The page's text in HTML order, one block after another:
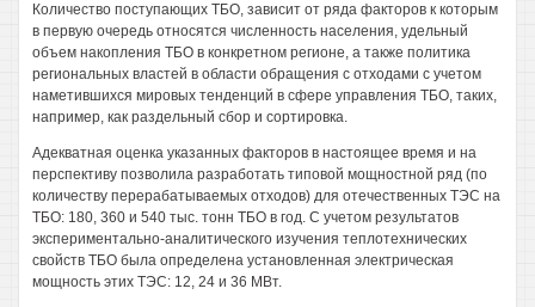
Количество поступающих ТБО, зависит от ряда факторов к которым
в первую очередь относятся численность населения, удельный
объем накопления ТБО в конкретном регионе, а также политика
региональных властей в области обращения с отходами с учетом
наметившихся мировых тенденций в сфере управления ТБО, таких,
например, как раздельный сбор и сортировка.
Адекватная оценка указанных факторов в настоящее время и на
перспективу позволила разработать типовой мощностной ряд (по
количеству перерабатываемых отходов) для отечественных ТЭС на
ТБО: 180, 360 и 540 тыс. тонн ТБО в год. С учетом результатов
экспериментально-аналитического изучения теплотехнических
свойств ТБО была определена установленная электрическая
мощность этих ТЭС: 12, 24 и 36 МВт.